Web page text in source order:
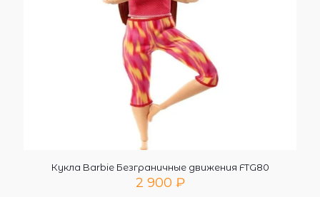
Кукла Barbie Безграничные движения FTG80
2 900 ₽